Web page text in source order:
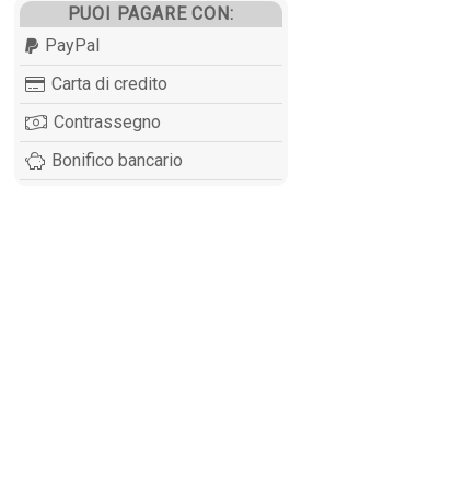
PUOI PAGARE CON:
PayPal
Carta di credito
Contrassegno
Bonifico bancario